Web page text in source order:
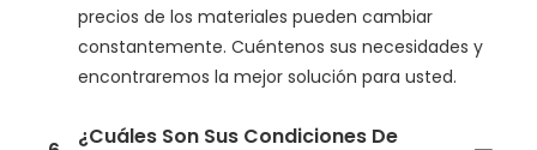
precios de los materiales pueden cambiar
constantemente. Cuéntenos sus necesidades y
encontraremos la mejor solución para usted.
¿Cuáles Son Sus Condiciones De